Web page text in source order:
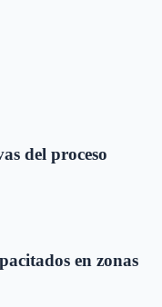
del proceso
en zonas